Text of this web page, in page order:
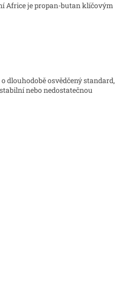
Africe je propan-butan klíčovým
dlouhodobě osvědčený standard,
nebo nedostatečnou